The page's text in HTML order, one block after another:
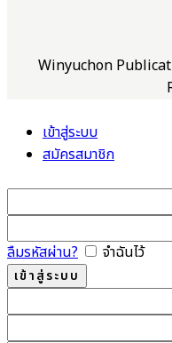
Winyuchon
เข้าสู่ระบบ
สมัครสมาชิก
ลืมรหัสผ่าน?
จำฉันไว้